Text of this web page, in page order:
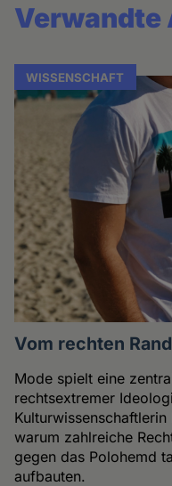
Verwandte
WISSENSCHAFT
Vom rechten
Mode spielt eine
rechtsextremer
warum zahlreiche
gegen das Polohemd
aufbauten.